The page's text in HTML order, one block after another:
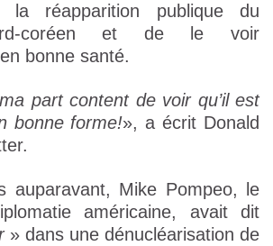
réapparition publique du
coréen et de le voir
bonne santé.
part content de voir qu’il est
bonne forme!», a écrit Donald
auparavant, Mike Pompeo, le
américaine, avait dit
» dans une dénucléarisation de